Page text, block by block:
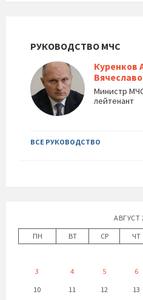
РУКОВОДСТВО МЧС
Куренков
Министр
лейтенант
ВСЕ РУКОВОДСТВО
АВГУСТ
ПН
ВТ СР ЧТ
3
4 5 6
10
11 12 13